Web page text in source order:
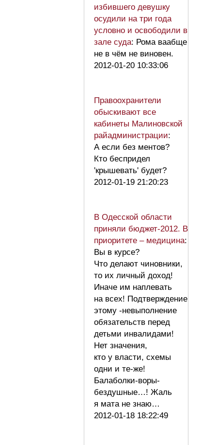
избившего девушку
осудили на три года
условно и освободили в
зале суда: Рома ваабще
не в чём не виновен.
2012-01-20 10:33:06
Правоохранители
обыскивают все
кабинеты Малиновской
райадминистрации:
А если без ментов?
Кто беспридел
'крышевать' будет?
2012-01-19 21:20:23
В Одесской области
приняли бюджет-2012. В
приоритете – медицина:
Вы в курсе?
Что делают чиновники,
то их личный доход!
Иначе им наплевать
на всех! Подтверждение
этому -невыполнение
обязательств перед
детьми инвалидами!
Нет значения,
кто у власти, схемы
одни и те-же!
Балаболки-воры-
бездушные…! Жаль
я мата не знаю…
2012-01-18 18:22:49